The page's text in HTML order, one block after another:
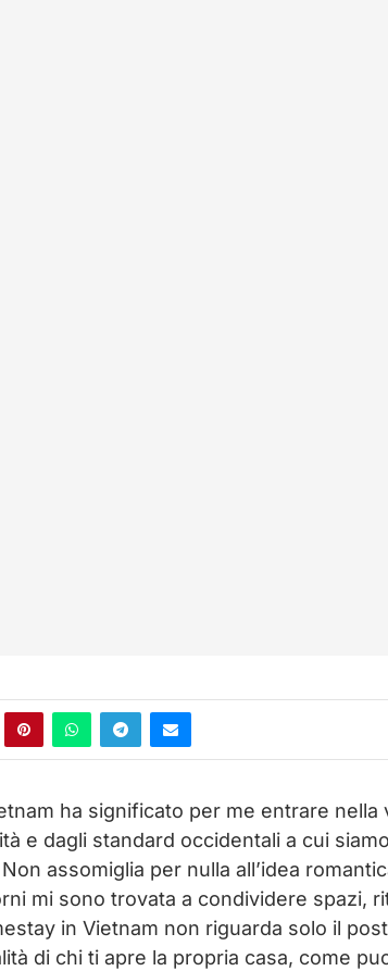
ha significato per me entrare
e dagli standard occidentali a cui
Non assomiglia per nulla all’idea
mi sono trovata a condividere spazi,
in Vietnam non riguarda solo il
di chi ti apre la propria casa, come